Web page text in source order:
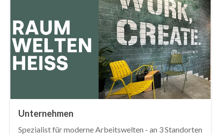
Unternehmen
Spezialist für moderne Arbeitswelten - an 3 Standorten